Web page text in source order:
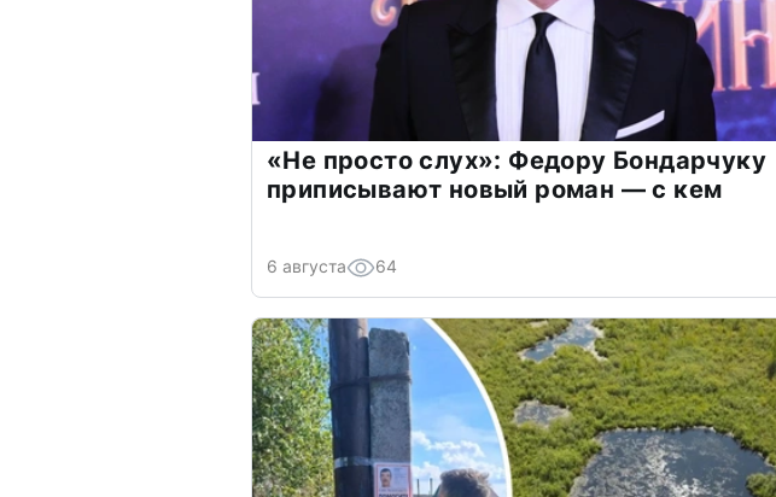
«Не просто слух»: Федору Бондарчуку
приписывают новый роман — с кем
6 августа 64